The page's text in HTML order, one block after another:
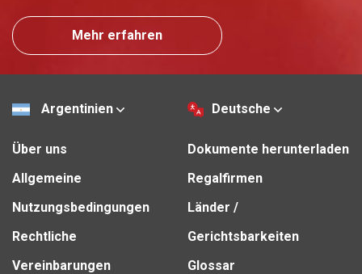
Mehr erfahren
Argentinien Deutsche
Über uns
Allgemeine
Nutzungsbedingungen
Rechtliche
Vereinbarungen
Dokumente herunterladen
Regalfirmen
Länder /
Gerichtsbarkeiten
Glossar